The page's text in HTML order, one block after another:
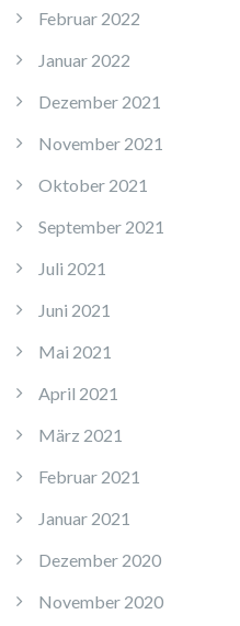
Februar 2022
Januar 2022
Dezember 2021
November 2021
Oktober 2021
September 2021
Juli 2021
Juni 2021
Mai 2021
April 2021
März 2021
Februar 2021
Januar 2021
Dezember 2020
November 2020